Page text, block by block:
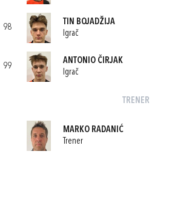
98
TIN BOJADŽIJA
Igrač
99
ANTONIO ČIRJAK
Igrač
TRENER
MARKO RADANIĆ
Trener